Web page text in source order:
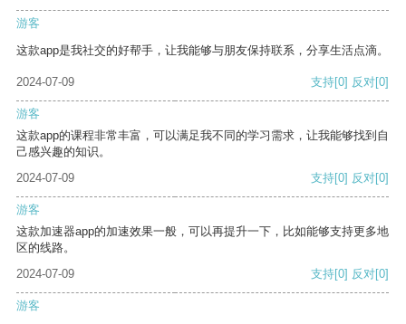
游客
这款app是我社交的好帮手，让我能够与朋友保持联系，分享生活点滴。
2024-07-09 支持[0] 反对[0]
游客
这款app的课程非常丰富，可以满足我不同的学习需求，让我能够找到自
己感兴趣的知识。
2024-07-09
支持[0] 反对[0]
游客
这款加速器app的加速效果一般，可以再提升一下，比如能够支持更多地
区的线路。
2024-07-09
支持[0] 反对[0]
游客